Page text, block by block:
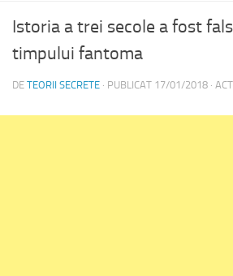
Istoria a trei secole a fost
timpului fantoma
DE TEORII SECRETE · PUBLICAT 17/01/2018 ·